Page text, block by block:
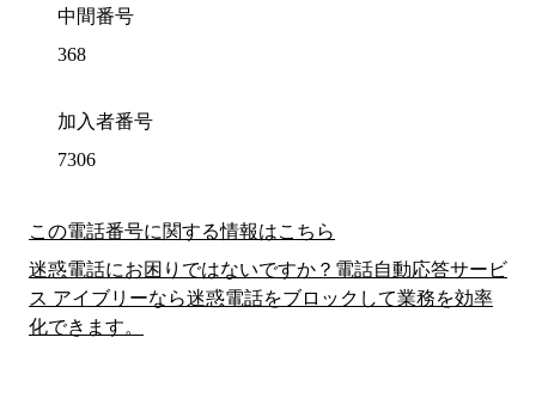
中間番号
368
加入者番号
7306
この電話番号に関する情報はこちら
迷惑電話にお困りではないですか？電話自動応答サービ
ス アイブリーなら迷惑電話をブロックして業務を効率
化できます。